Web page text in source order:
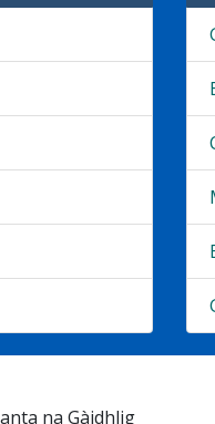
na Gàidhlig